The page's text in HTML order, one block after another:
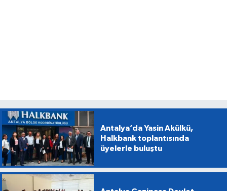
Antalya’da Yasin Akülkü,
Halkbank toplantısında
üyelerle buluştu